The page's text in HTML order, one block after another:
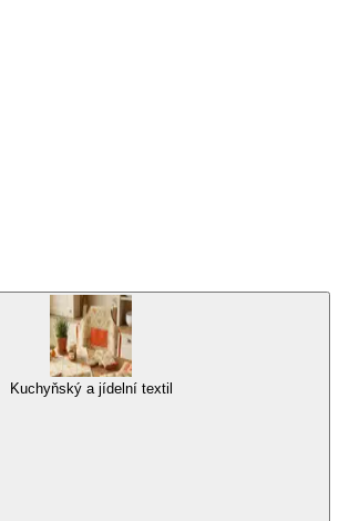
Kuchyňský a jídelní textil